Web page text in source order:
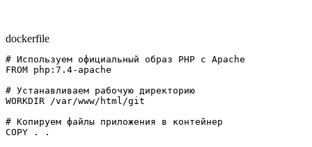
dockerfile
# Используем официальный образ PHP с Apache
FROM php:7.4-apache
# Устанавливаем рабочую директорию
WORKDIR /var/www/html/git
# Копируем файлы приложения в контейнер
COPY . .